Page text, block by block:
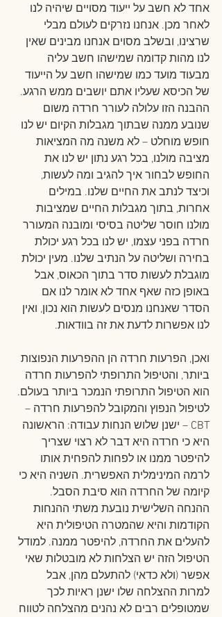
אחד לא חשב על ייעוד מסויים שיהיה לנו
לאחר מכן. אנחנו נזרקים לעולם מבלי
שרצינו, ובשלב מסוים אנחנו מבינים שאין
לנו מהות קדומה שמישהו חשב עליה
מבעוד מועד כמו שמישהו חשב על הייעוד
של הכיסא שעליו אתם יושבים ממש הרגע.
ההבנה הזו עלולה לעורר חרדה משום
שנובע ממנה שבתוך מגבלות הקיום יש לנו
חופש מוחלט – לא משנה מה המציאות
מציבה מולנו, בכל רגע נתון יש לנו את
החופש לבחור איך להגיב ומה לעשות,
וכיצד לנתב את החיים שלנו. במילים
אחרות, בתוך מגבלות החיים שמציבות
מולנו חוסר שליטה בסיסי ומובנה המעורר
חרדה בפני עצמו, יש לנו בכל רגע יכולת
בחירה ושליטה על הנתיב שלנו. מעין יכולת
מוגבלת לעשות סדר בתוך הכאוס, אבל
באופן כזה שאף אחד לא אומר לנו אם
הסדר שאנחנו מנסים לעשות הוא נכון, ואין
לנו אפשרות לדעת את זה בוודאות.
ואכן, הפרעות חרדה הן ההפרעות הנפוצות
ביותר, והטיפול התרופתי להפרעות חרדה
הוא הטיפול התרופתי הנמכר ביותר בעולם.
לטיפול הנפוץ והמקובל להפרעות חרדה –
CBT – ישנן שלוש הנחות עבודה: הראשונה
היא כי חרדה היא דבר לא רצוי שצריך
להיפטר ממנו או לפחות להפחית אותו
לרמה המינימלית האפשרית. השניה היא כי
קיומה של החרדה הוא סיבת הסבל.
ההנחה השלישית נובעת משתי ההנחות
הקודמות והיא שהמטרה הטיפולית היא
להעלים את החרדה, להיפטר ממנה. למודל
הטיפול הזה יש הצלחות לא מובטלות שאי
אפשר (ולא כדאי) להתעלם מהן, אבל
למרות ההצלחה שלו ישנן ראיות לכך
שמטופלים רבים לא נהנים מהצלחה לטווח